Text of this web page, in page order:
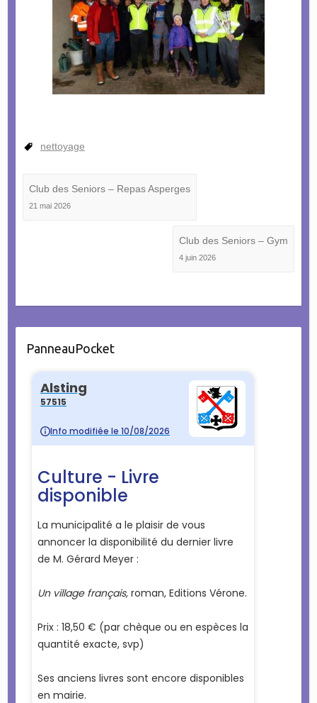
nettoyage
Club des Seniors – Repas Asperges
21 mai 2026
Club des Seniors – Gym
4 juin 2026
PanneauPocket